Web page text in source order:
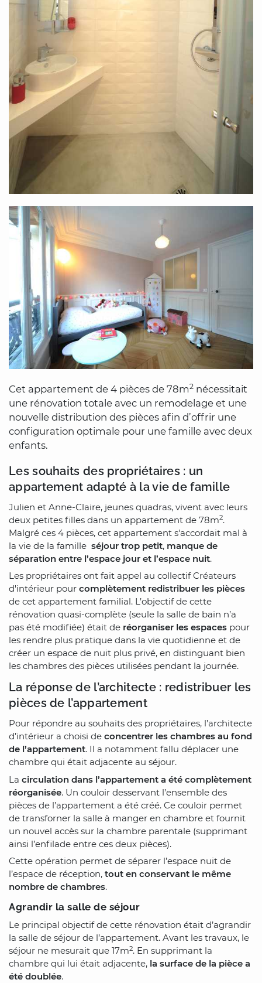
Cet appartement de 4 pièces de 78m2 nécessitait
une rénovation totale avec un remodelage et une
nouvelle distribution des pièces afin d’offrir une
configuration optimale pour une famille avec deux
enfants.
Les souhaits des propriétaires : un
appartement adapté à la vie de famille
Julien et Anne-Claire, jeunes quadras, vivent avec leurs
deux petites filles dans un appartement de 78m2.
Malgré ces 4 pièces, cet appartement s'accordait mal à
la vie de la famille séjour trop petit, manque de
séparation entre l’espace jour et l’espace nuit.
Les propriétaires ont fait appel au collectif Créateurs
d'intérieur pour complètement redistribuer les pièces
de cet appartement familial. L’objectif de cette
rénovation quasi-complète (seule la salle de bain n’a
pas été modifiée) était de réorganiser les espaces pour
les rendre plus pratique dans la vie quotidienne et de
créer un espace de nuit plus privé, en distinguant bien
les chambres des pièces utilisées pendant la journée.
La réponse de l’architecte : redistribuer les
pièces de l’appartement
Pour répondre au souhaits des propriétaires, l’architecte
d’intérieur a choisi de concentrer les chambres au fond
de l’appartement. Il a notamment fallu déplacer une
chambre qui était adjacente au séjour.
La circulation dans l’appartement a été complètement
réorganisée. Un couloir desservant l’ensemble des
pièces de l’appartement a été créé. Ce couloir permet
de transforner la salle à manger en chambre et fournit
un nouvel accès sur la chambre parentale (supprimant
ainsi l’enfilade entre ces deux pièces).
Cette opération permet de séparer l’espace nuit de
l’espace de réception, tout en conservant le même
nombre de chambres.
Agrandir la salle de séjour
Le principal objectif de cette rénovation était d’agrandir
la salle de séjour de l’appartement. Avant les travaux, le
séjour ne mesurait que 17m2. En supprimant la
chambre qui lui était adjacente, la surface de la pièce a
été doublée.